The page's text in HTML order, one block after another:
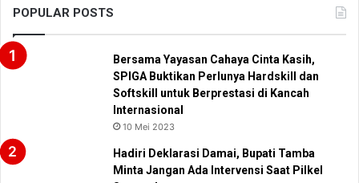
POPULAR POSTS
Bersama Yayasan Cahaya Cinta Kasih,
SPIGA Buktikan Perlunya Hardskill dan
Softskill untuk Berprestasi di Kancah
Internasional
10 Mei 2023
Hadiri Deklarasi Damai, Bupati Tamba
Minta Jangan Ada Intervensi Saat Pilkel